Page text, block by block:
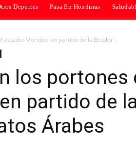
Deportes Pasa En Honduras
estadio Montjuic en partido de la Bicolor...
los portones
partido de
Árabes